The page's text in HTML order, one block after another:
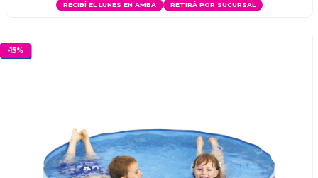
RECIBÍ EL LUNES EN AMBA RETIRÁ POR SUCURSAL
-15%